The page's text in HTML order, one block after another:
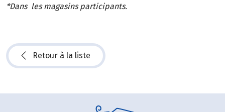
*Dans les magasins participants.
Retour à la liste